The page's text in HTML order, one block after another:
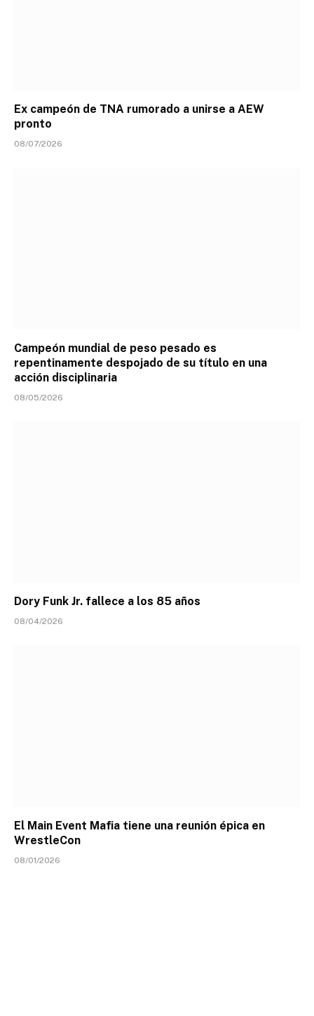
Ex campeón de TNA rumorado a unirse a AEW
pronto
08/07/2026
Campeón mundial de peso pesado es
repentinamente despojado de su título en una
acción disciplinaria
08/05/2026
Dory Funk Jr. fallece a los 85 años
08/04/2026
El Main Event Mafia tiene una reunión épica en
WrestleCon
08/01/2026